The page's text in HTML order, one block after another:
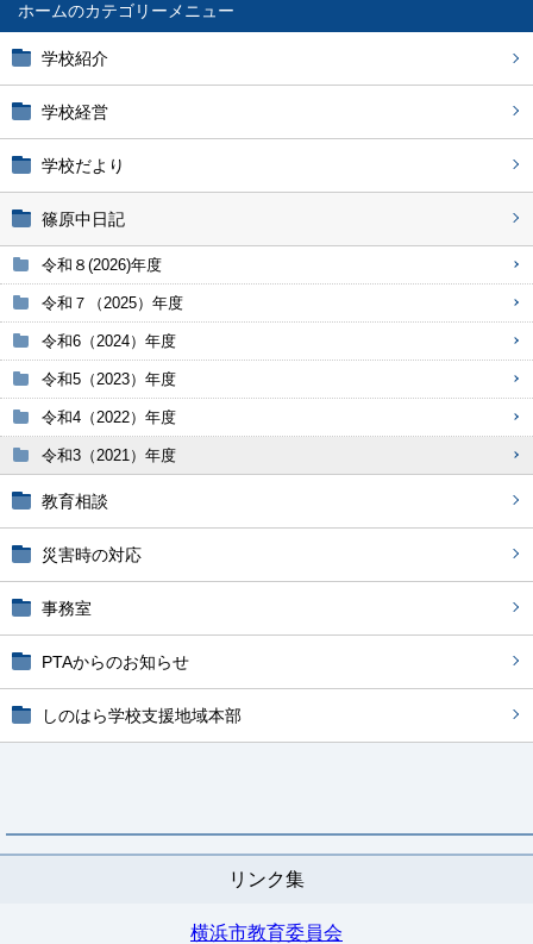
ホーム
学校紹介
学校経営
学校だより
篠原中日記
令和８(2026)年度
令和７（2025）年度
令和6（2024）年度
令和5（2023）年度
令和4（2022）年度
令和3（2021）年度
教育相談
災害時の対応
事務室
PTAからのお知らせ
しのはら学校支援地域本部
リンク集
横浜市教育委員会